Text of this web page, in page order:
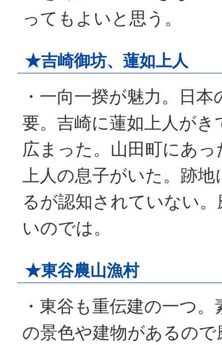
ってもよいと思う。
★吉崎御坊、蓮如上人
・一向一揆が魅力。日
要。吉崎に蓮如上人がき
広まった。山田町にあ
上人の息子がいた。跡
るが認知されていない
いのでは。
★東谷農山漁村
・東谷も重伝建の一つ
の景色や建物があるの